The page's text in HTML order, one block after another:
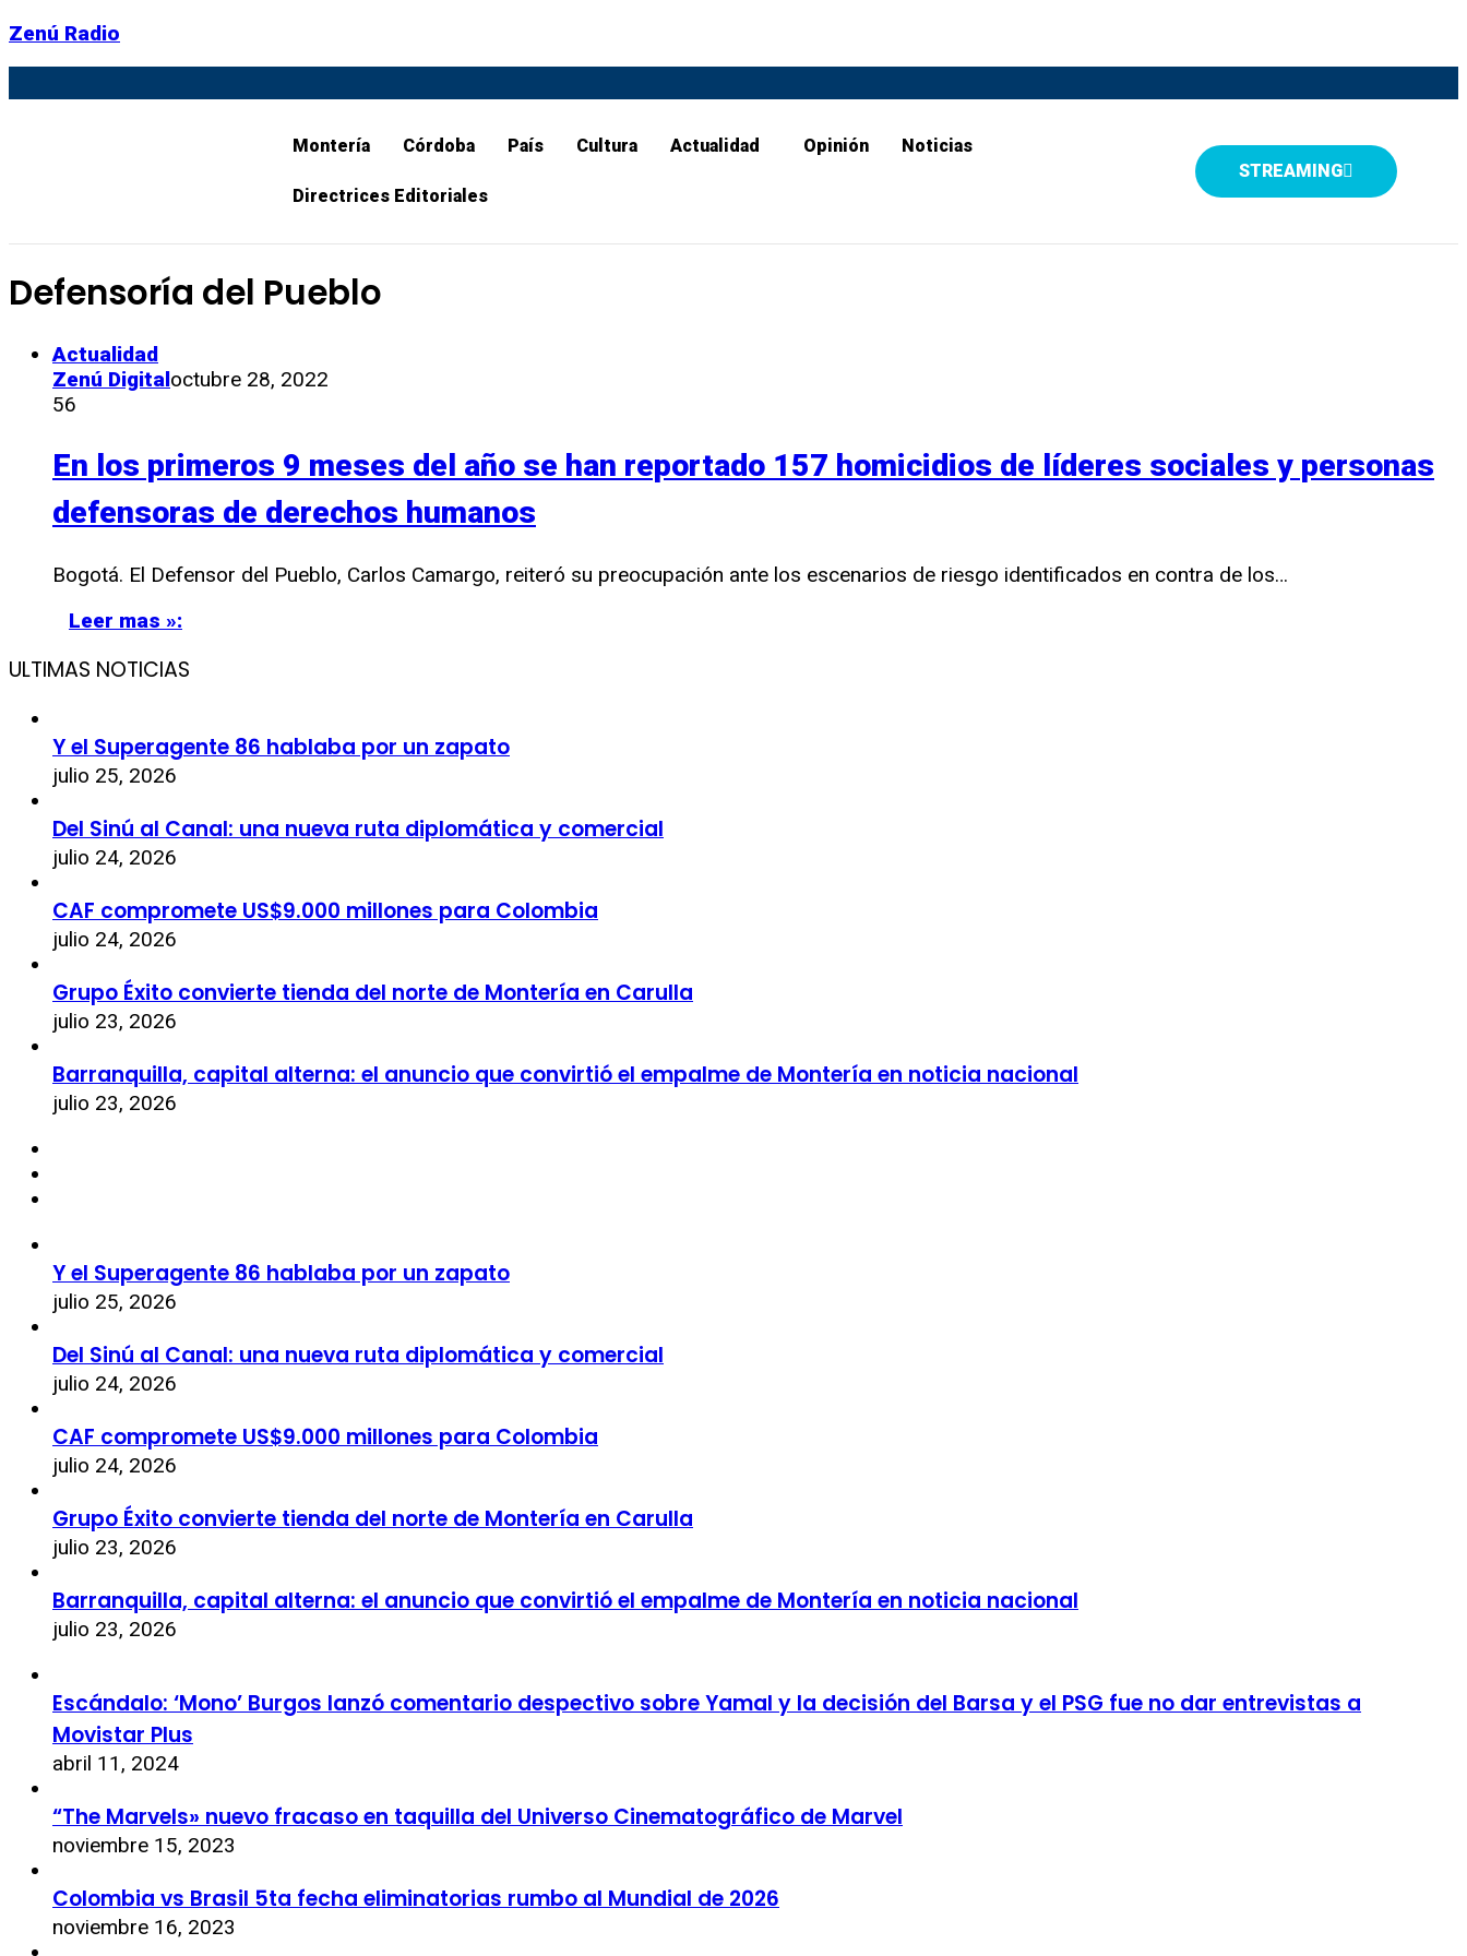
Zenú Radio
Montería Córdoba País Cultura Actualidad Opinión Noticias
Directrices Editoriales
STREAMING
Defensoría del Pueblo
Actualidad
Zenú Digitaloctubre 28, 2022
56
En los primeros 9 meses del año se han reportado 157 homicidios de líderes sociales y personas
defensoras de derechos humanos
Bogotá. El Defensor del Pueblo, Carlos Camargo, reiteró su preocupación ante los escenarios de riesgo identificados en contra de los…
Leer mas »:
ULTIMAS NOTICIAS
Y el Superagente 86 hablaba por un zapato
julio 25, 2026
Del Sinú al Canal: una nueva ruta diplomática y comercial
julio 24, 2026
CAF compromete US$9.000 millones para Colombia
julio 24, 2026
Grupo Éxito convierte tienda del norte de Montería en Carulla
julio 23, 2026
Barranquilla, capital alterna: el anuncio que convirtió el empalme de Montería en noticia nacional
julio 23, 2026
Y el Superagente 86 hablaba por un zapato
julio 25, 2026
Del Sinú al Canal: una nueva ruta diplomática y comercial
julio 24, 2026
CAF compromete US$9.000 millones para Colombia
julio 24, 2026
Grupo Éxito convierte tienda del norte de Montería en Carulla
julio 23, 2026
Barranquilla, capital alterna: el anuncio que convirtió el empalme de Montería en noticia nacional
julio 23, 2026
Escándalo: ‘Mono’ Burgos lanzó comentario despectivo sobre Yamal y la decisión del Barsa y el PSG fue no dar entrevistas a
Movistar Plus
abril 11, 2024
“The Marvels» nuevo fracaso en taquilla del Universo Cinematográfico de Marvel
noviembre 15, 2023
Colombia vs Brasil 5ta fecha eliminatorias rumbo al Mundial de 2026
noviembre 16, 2023